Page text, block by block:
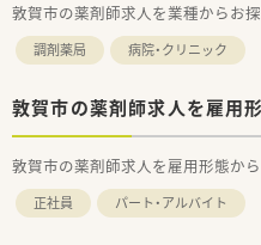
敦賀市の薬剤師求人を業種からお探
調剤薬局 病院・クリニック
敦賀市の薬剤師求人を雇用
敦賀市の薬剤師求人を雇用形態か
正社員 パート・アルバイト